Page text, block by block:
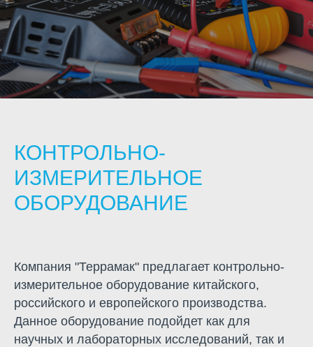
КОНТРОЛЬНО-
ИЗМЕРИТЕЛЬНОЕ
ОБОРУДОВАНИЕ
Компания "Террамак" предлагает контрольно-
измерительное оборудование китайского,
российского и европейского производства.
Данное оборудование подойдет как для
научных и лабораторных исследований, так и